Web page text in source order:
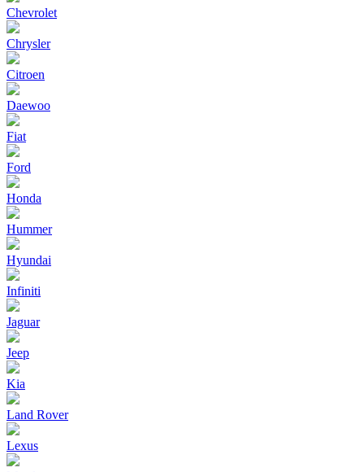
Chevrolet
Chrysler
Citroen
Daewoo
Fiat
Ford
Honda
Hummer
Hyundai
Infiniti
Jaguar
Jeep
Kia
Land Rover
Lexus